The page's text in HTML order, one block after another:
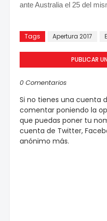
ante Australia el 25 del
Tags Apertura 2017
PUBLICAR
0 Comentarios
Si no tienes una cuenta
comentar poniendo la
que puedas poner tu
cuenta de Twitter,
anónimo más.